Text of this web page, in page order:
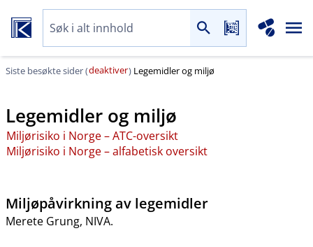
Siste besøkte sider (deaktiver) Legemidler og miljø
Legemidler og miljø
Miljørisiko i Norge – ATC-oversikt
Miljørisiko i Norge – alfabetisk oversikt
Miljøpåvirkning av legemidler
Merete Grung, NIVA.